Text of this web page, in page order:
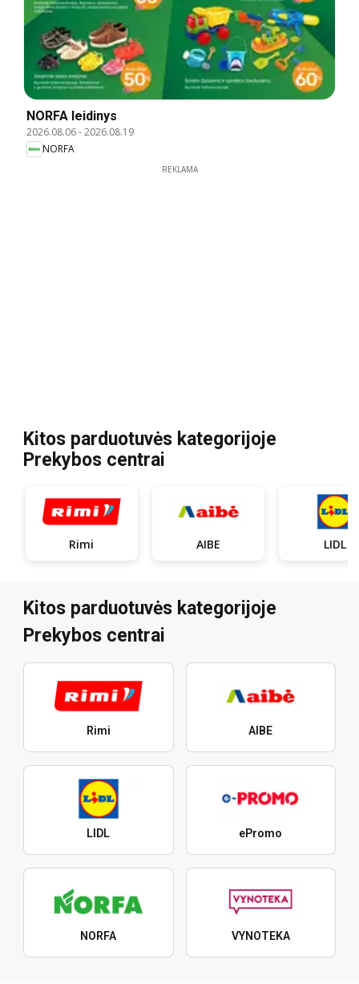
NORFA leidinys
2026.08.06-2026.08.19
NORFA
REKLAMA
Kitos parduotuvės kategorijoje
Prekybos centrai
Rimi AIBE LIDL
Kitos parduotuvės kategorijoje
Prekybos centrai
Rimi AIBE
LIDL ePromo
NORFA VYNOTEKA